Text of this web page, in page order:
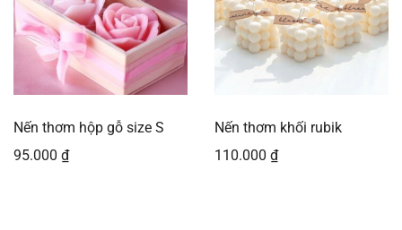
Nến thơm hộp gỗ size S
95.000 ₫
Nến thơm khối rubik
110.000 ₫